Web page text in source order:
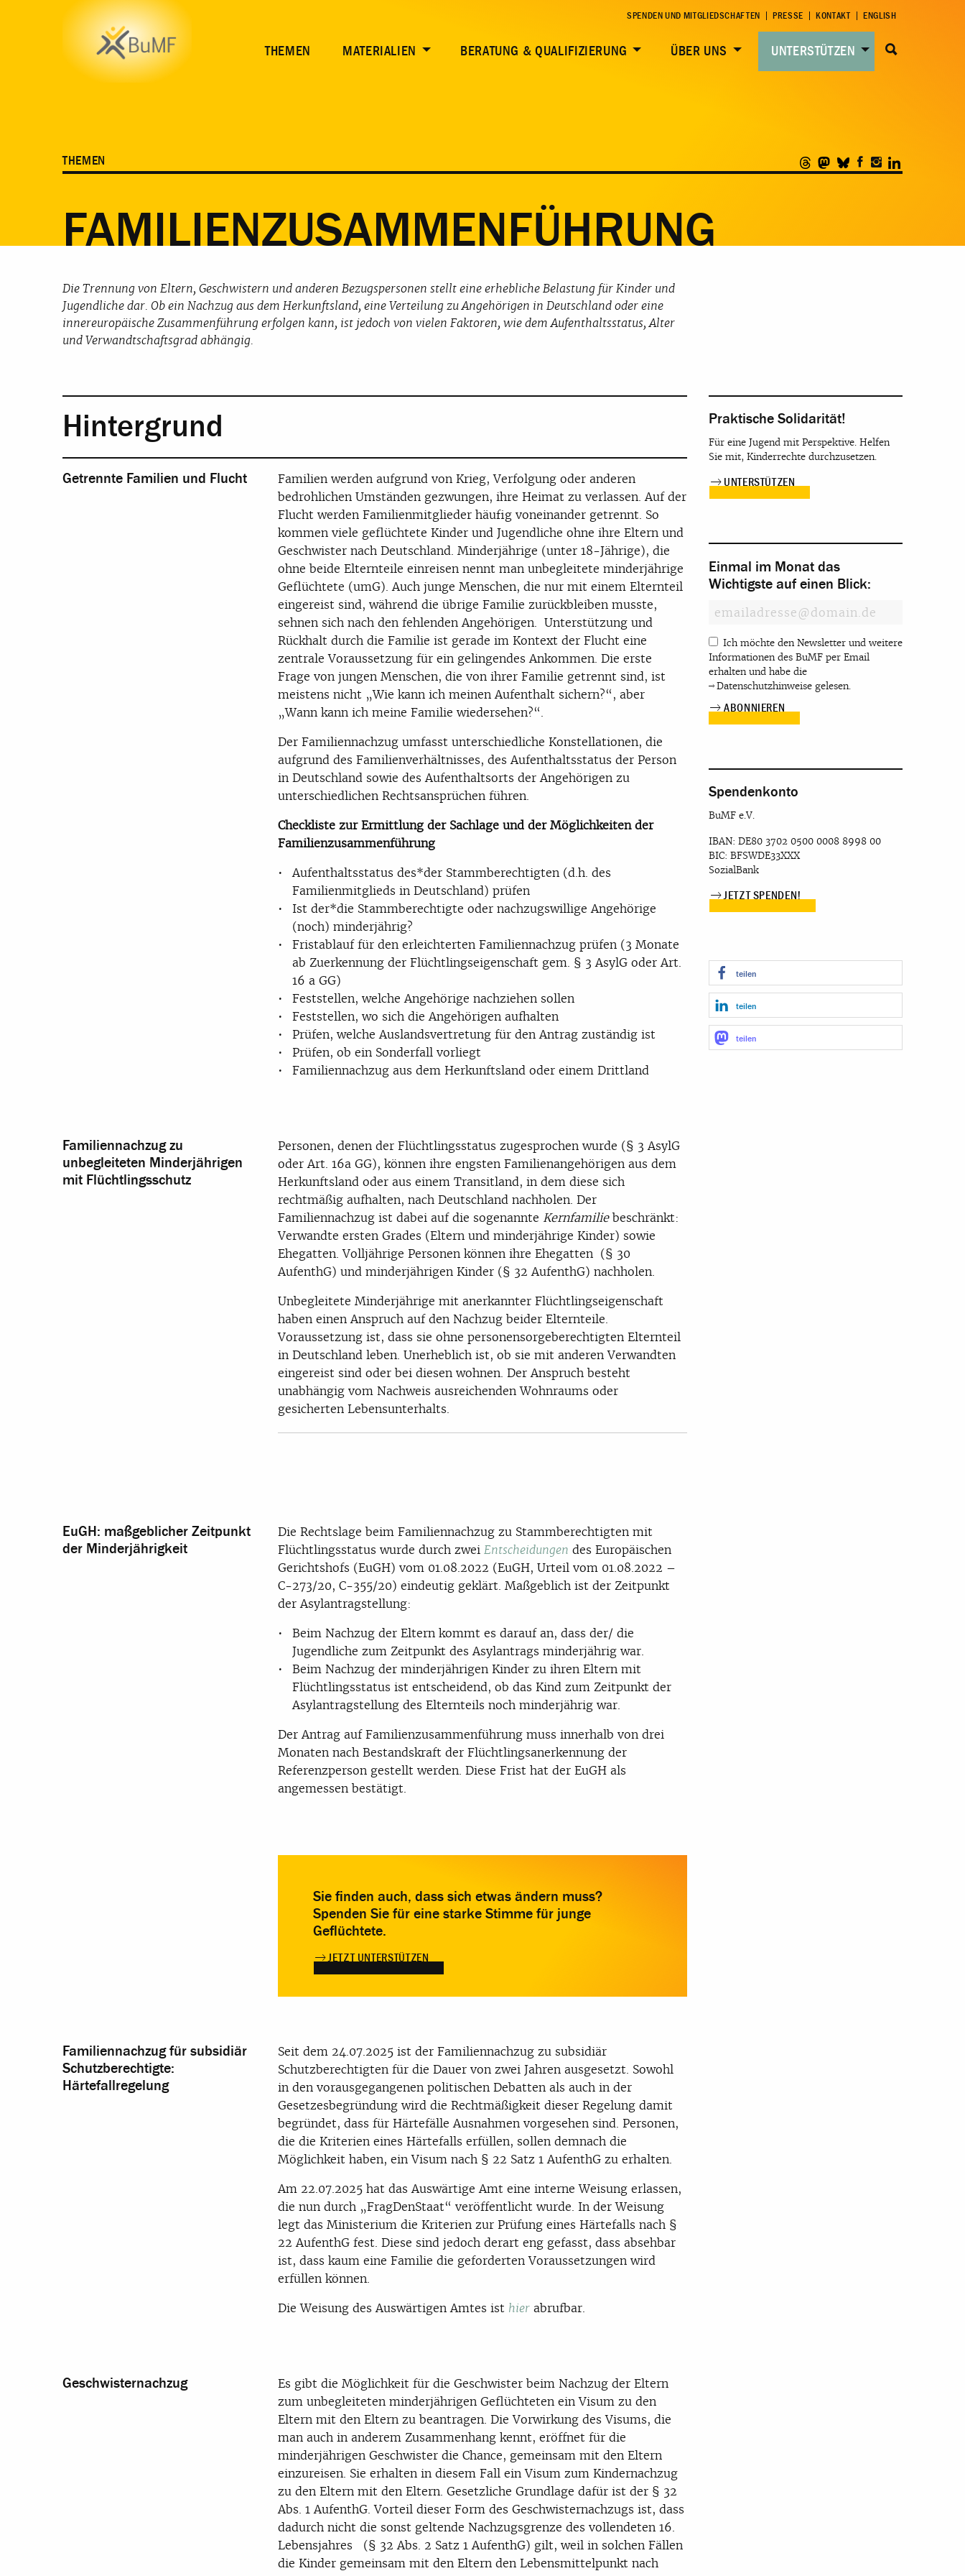
SPENDEN UND MITGLIEDSCHAFTEN PRESSE KONTAKT ENGLISH
THEMEN MATERIALIEN BERATUNG & QUALIFIZIERUNG ÜBER UNS UNTERSTÜTZEN
THEMEN
FAMILIENZUSAMMENFÜHRUNG
HINTERGRUND MELDUNGEN
Die Trennung von Eltern, Geschwistern und anderen Bezugspersonen stellt eine erhebliche Belastung für Kinder und
Jugendliche dar. Ob ein Nachzug aus dem Herkunftsland, eine Verteilung zu Angehörigen in Deutschland oder eine
innereuropäische Zusammenführung erfolgen kann, ist jedoch von vielen Faktoren, wie dem Aufenthaltsstatus, Alter
und Verwandtschaftsgrad abhängig.
Hintergrund
Getrennte Familien und Flucht
Familien werden aufgrund von Krieg, Verfolgung oder anderen
bedrohlichen Umständen gezwungen, ihre Heimat zu verlassen. Auf der
Flucht werden Familienmitglieder häufig voneinander getrennt. So
kommen viele geflüchtete Kinder und Jugendliche ohne ihre Eltern und
Geschwister nach Deutschland. Minderjährige (unter 18-Jährige), die
ohne beide Elternteile einreisen nennt man unbegleitete minderjährige
Geflüchtete (umG). Auch junge Menschen, die nur mit einem Elternteil
eingereist sind, während die übrige Familie zurückbleiben musste,
sehnen sich nach den fehlenden Angehörigen. Unterstützung und
Rückhalt durch die Familie ist gerade im Kontext der Flucht eine
zentrale Voraussetzung für ein gelingendes Ankommen. Die erste
Frage von jungen Menschen, die von ihrer Familie getrennt sind, ist
meistens nicht „Wie kann ich meinen Aufenthalt sichern?“, aber
„Wann kann ich meine Familie wiedersehen?“.
Der Familiennachzug umfasst unterschiedliche Konstellationen, die
aufgrund des Familienverhältnisses, des Aufenthaltsstatus der Person
in Deutschland sowie des Aufenthaltsorts der Angehörigen zu
unterschiedlichen Rechtsansprüchen führen.
Checkliste zur Ermittlung der Sachlage und der Möglichkeiten der
Familienzusammenführung
Aufenthaltsstatus des*der Stammberechtigten (d.h. des
Familienmitglieds in Deutschland) prüfen
Ist der*die Stammberechtigte oder nachzugswillige Angehörige
(noch) minderjährig?
Fristablauf für den erleichterten Familiennachzug prüfen (3 Monate
ab Zuerkennung der Flüchtlingseigenschaft gem. § 3 AsylG oder Art.
16 a GG)
Feststellen, welche Angehörige nachziehen sollen
Feststellen, wo sich die Angehörigen aufhalten
Prüfen, welche Auslandsvertretung für den Antrag zuständig ist
Prüfen, ob ein Sonderfall vorliegt
Familiennachzug aus dem Herkunftsland oder einem Drittland
Familiennachzug zu
unbegleiteten Minderjährigen
mit Flüchtlingsschutz
Personen, denen der Flüchtlingsstatus zugesprochen wurde (§ 3 AsylG
oder Art. 16a GG), können ihre engsten Familienangehörigen aus dem
Herkunftsland oder aus einem Transitland, in dem diese sich
rechtmäßig aufhalten, nach Deutschland nachholen. Der
Familiennachzug ist dabei auf die sogenannte Kernfamiliebeschränkt:
Verwandte ersten Grades (Eltern und minderjährige Kinder) sowie
Ehegatten. Volljährige Personen können ihre Ehegatten (§ 30
AufenthG) und minderjährigen Kinder (§ 32 AufenthG) nachholen.
Unbegleitete Minderjährige mit anerkannter Flüchtlingseigenschaft
haben einen Anspruch auf den Nachzug beider Elternteile.
Voraussetzung ist, dass sie ohne personensorgeberechtigten Elternteil
in Deutschland leben. Unerheblich ist, ob sie mit anderen Verwandten
eingereist sind oder bei diesen wohnen. Der Anspruch besteht
unabhängig vom Nachweis ausreichenden Wohnraums oder
gesicherten Lebensunterhalts.
EuGH: maßgeblicher Zeitpunkt
der Minderjährigkeit
Die Rechtslage beim Familiennachzug zu Stammberechtigten mit
Flüchtlingsstatus wurde durch zwei Entscheidungen des Europäischen
Gerichtshofs (EuGH) vom 01.08.2022 (EuGH, Urteil vom 01.08.2022 –
C-273/20, C-355/20) eindeutig geklärt. Maßgeblich ist der Zeitpunkt
der Asylantragstellung:
Beim Nachzug der Eltern kommt es darauf an, dass der/ die
Jugendliche zum Zeitpunkt des Asylantrags minderjährig war.
Beim Nachzug der minderjährigen Kinder zu ihren Eltern mit
Flüchtlingsstatus ist entscheidend, ob das Kind zum Zeitpunkt der
Asylantragstellung des Elternteils noch minderjährig war.
Der Antrag auf Familienzusammenführung muss innerhalb von drei
Monaten nach Bestandskraft der Flüchtlingsanerkennung der
Referenzperson gestellt werden. Diese Frist hat der EuGH als
angemessen bestätigt.
Sie finden auch, dass sich etwas ändern muss?
Spenden Sie für eine starke Stimme für junge
Geflüchtete.
JETZT UNTERSTÜTZEN
Familiennachzug für subsidiär
Schutzberechtigte:
Härtefallregelung
Seit dem 24.07.2025 ist der Familiennachzug zu subsidiär
Schutzberechtigten für die Dauer von zwei Jahren ausgesetzt. Sowohl
in den vorausgegangenen politischen Debatten als auch in der
Gesetzesbegründung wird die Rechtmäßigkeit dieser Regelung damit
begründet, dass für Härtefälle Ausnahmen vorgesehen sind. Personen,
die die Kriterien eines Härtefalls erfüllen, sollen demnach die
Möglichkeit haben, ein Visum nach § 22 Satz 1 AufenthG zu erhalten.
Am 22.07.2025 hat das Auswärtige Amt eine interne Weisung erlassen,
die nun durch „FragDenStaat“ veröffentlicht wurde. In der Weisung
legt das Ministerium die Kriterien zur Prüfung eines Härtefalls nach §
22 AufenthG fest. Diese sind jedoch derart eng gefasst, dass absehbar
ist, dass kaum eine Familie die geforderten Voraussetzungen wird
erfüllen können.
Die Weisung des Auswärtigen Amtes ist hier abrufbar.
Geschwisternachzug
Es gibt die Möglichkeit für die Geschwister beim Nachzug der Eltern
zum unbegleiteten minderjährigen Geflüchteten ein Visum zu den
Eltern mit den Eltern zu beantragen. Die Vorwirkung des Visums, die
man auch in anderem Zusammenhang kennt, eröffnet für die
minderjährigen Geschwister die Chance, gemeinsam mit den Eltern
einzureisen. Sie erhalten in diesem Fall ein Visum zum Kindernachzug
zu den Eltern mit den Eltern. Gesetzliche Grundlage dafür ist der § 32
Abs. 1 AufenthG. Vorteil dieser Form des Geschwisternachzugs ist, dass
dadurch nicht die sonst geltende Nachzugsgrenze des vollendeten 16.
Lebensjahres (§ 32 Abs. 2 Satz 1 AufenthG) gilt, weil in solchen Fällen
die Kinder gemeinsam mit den Eltern den Lebensmittelpunkt nach
Praktische Solidarität!
Für eine Jugend mit Perspektive. Helfen
Sie mit, Kinderrechte durchzusetzen.
UNTERSTÜTZEN
Einmal im Monat das
Wichtigste auf einen Blick:
Ich möchte den Newsletter und weitere
Informationen des BuMF per Email
erhalten und habe die
Datenschutzhinweise gelesen.
Spendenkonto
BuMF e.V.
IBAN: DE80 3702 0500 0008 8998 00
BIC: BFSWDE33XXX
SozialBank
JETZT SPENDEN!
teilen
teilen
teilen